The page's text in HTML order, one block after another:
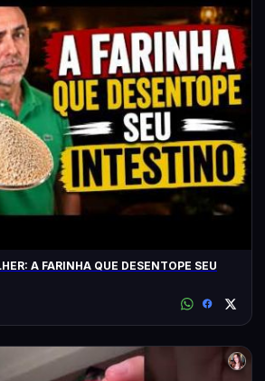
A FARINHA QUE DESENTOPE SEU